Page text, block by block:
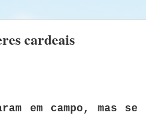
cardeais
em campo, mas se